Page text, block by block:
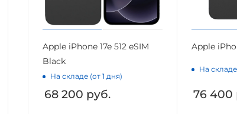
Apple iPhone 17e 512 eSIM
Black
На складе (от 1 дня)
68 200 руб.
Apple
На складе
76 400